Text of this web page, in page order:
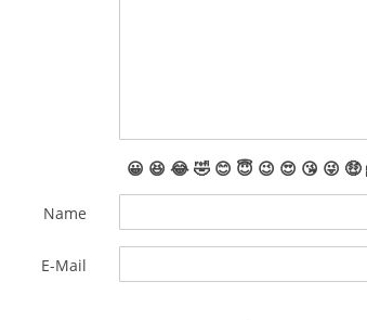
😀 😆 😂🤣 😊 😇 😉 😍 😘 😜 🤑
Name
E-Mail